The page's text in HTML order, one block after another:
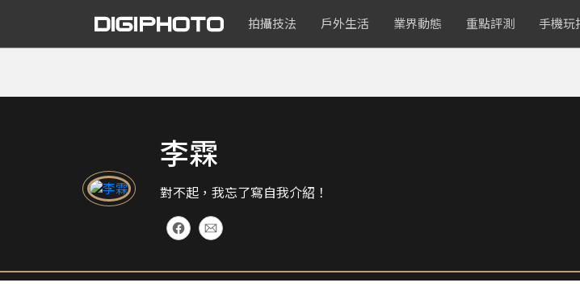
拍攝技法 戶外生活 業界動態 重點評測 手機玩
李霖
對不起，我忘了寫自我介紹！